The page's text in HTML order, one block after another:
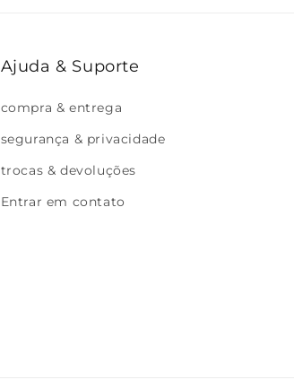
Ajuda & Suporte
compra & entrega
segurança & privacidade
trocas & devoluções
Entrar em contato